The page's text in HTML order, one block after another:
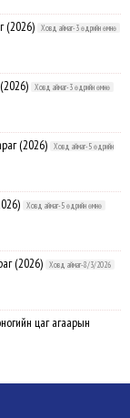
(2026) Ховд аймаг-3 өдрийн өмнө
Ховд аймаг-3 өдрийн өмнө
(2026)
Ховд аймаг-5 өдрийн
Ховд аймаг-5 өдрийн өмнө
(2026) Ховд аймаг-8/3/2026
цаг агаарын
(2026) Ховд аймаг-8/3/2026